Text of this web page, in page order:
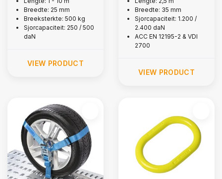
Breedte: 25 mm
Breeksterkte: 500 kg
Sjorcapaciteit: 250 / 500
daN
VIEW PRODUCT
Breedte: 35 mm
Sjorcapaciteit: 1.200 /
2.400 daN
ACC EN 12195-2 & VDI
2700
VIEW PRODUCT